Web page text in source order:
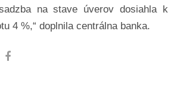
na stave úverov dosiahla k
4 %,“ doplnila centrálna banka.